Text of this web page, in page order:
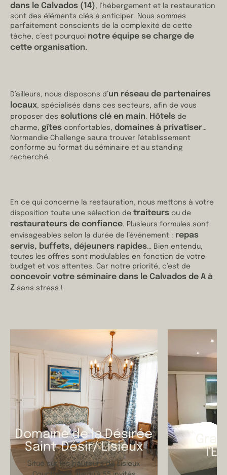
dans le Calvados (14), l’hébergement et la restauration
sont des éléments clés à anticiper. Nous sommes
parfaitement conscients de la complexité de cette
tâche, c’est pourquoi notre équipe se charge de
cette organisation.
D’ailleurs, nous disposons d’un réseau de partenaires
locaux, spécialisés dans ces secteurs, afin de vous
proposer des solutions clé en main. Hôtels de
charme, gîtes confortables, domaines à privatiser…
Normandie Challenge saura trouver l’établissement
conforme au format du séminaire et au standing
recherché.
En ce qui concerne la restauration, nous mettons à votre
disposition toute une sélection de traiteurs ou de
restaurateurs de confiance. Plusieurs formules sont
envisageables selon la durée de l’événement : repas
servis, buffets, déjeuners rapides… Bien entendu,
toutes les offres sont modulables en fonction de votre
budget et vos attentes. Car notre priorité, c’est de
concevoir votre séminaire dans le Calvados de A à
Z sans stress !
Domaine de la Désirée
Saint-Désir/ Lisieux
Situé sur les hauteurs de Lisieux